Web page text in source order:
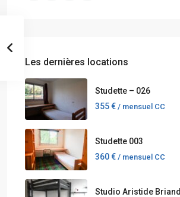
Les dernières locations
Studette – 026
355 € / mensuel CC
Studette 003
360 € / mensuel CC
Studio Aristide Briand